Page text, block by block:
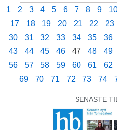
1 2 3 4 5 6 7 8 9 10
17
18 19 20 21 22 23
30
31 32 33 34 35 36
43
44 45 46 47 48 49
56
57 58 59 60 61 62
69
70 71 72 73 74
SENASTE